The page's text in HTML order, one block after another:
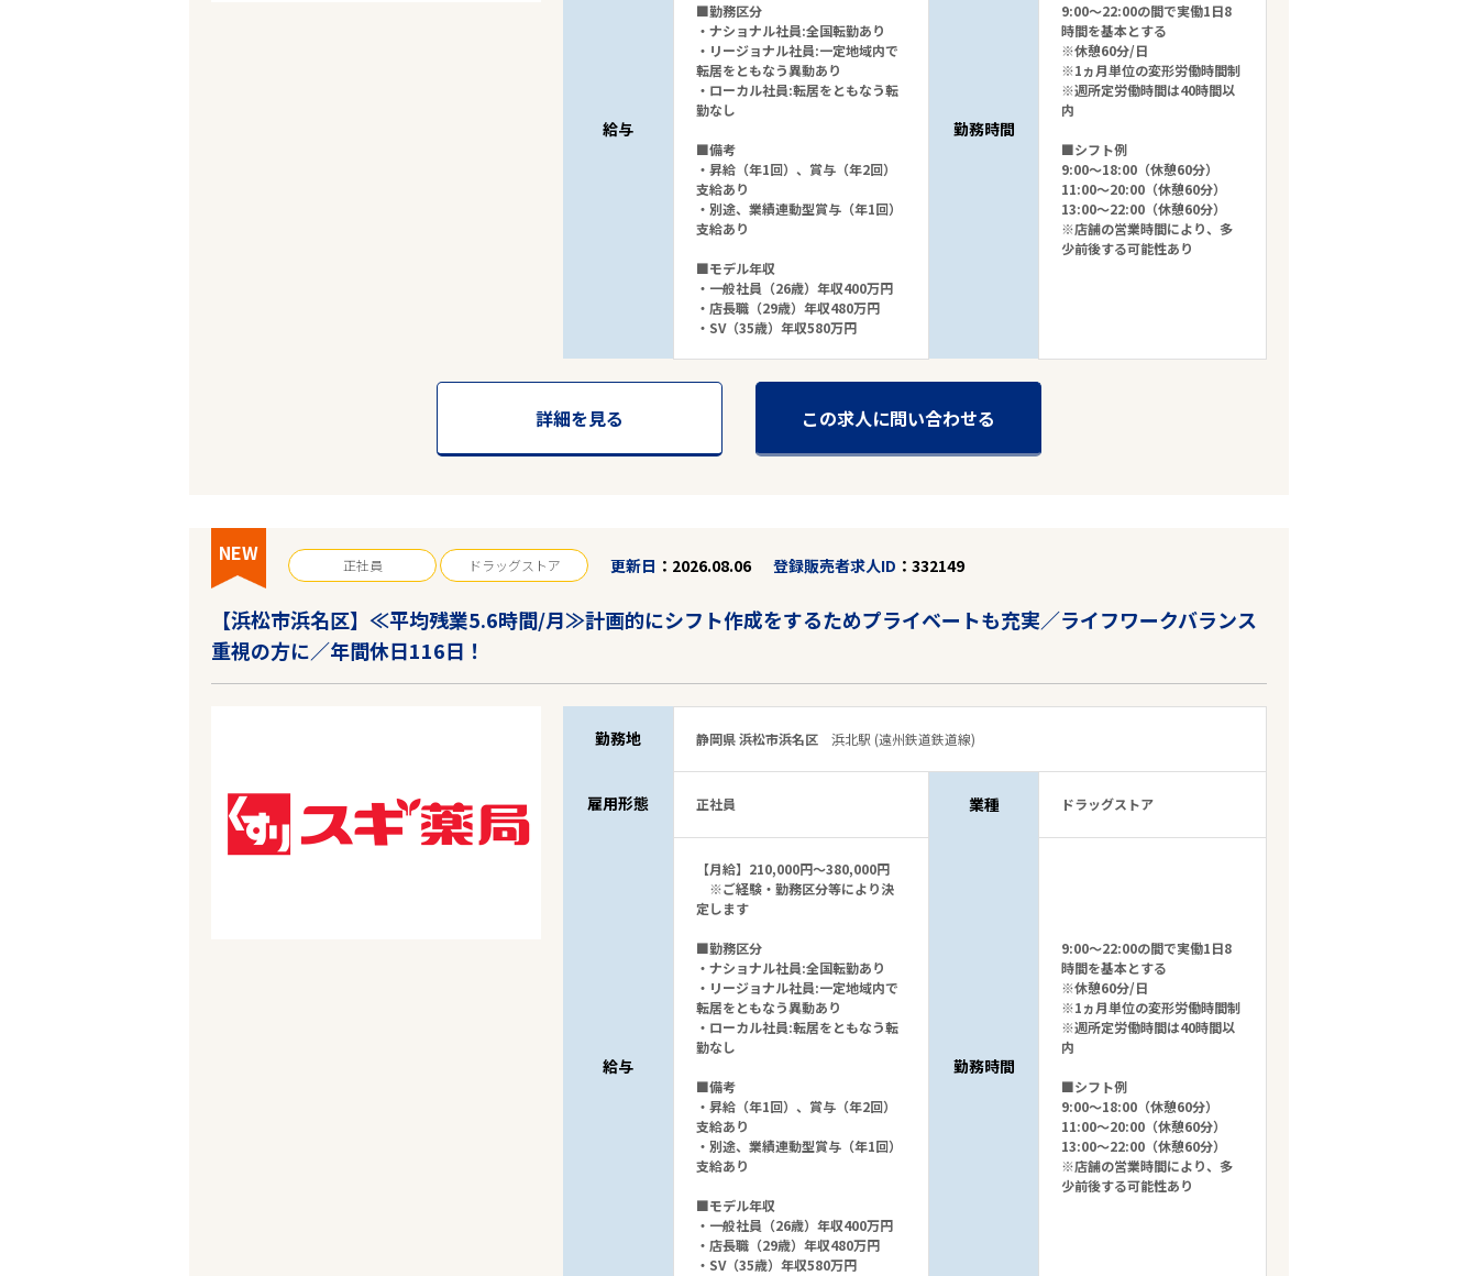
給与
■勤務区分
・ナショナル社員:全国転勤あり
・リージョナル社員:一定地域内で
転居をともなう異動あり
・ローカル社員:転居をともなう転
勤なし
■備考
・昇給（年1回）、賞与（年2回）
支給あり
・別途、業績連動型賞与（年1回）
支給あり
■モデル年収
・一般社員（26歳）年収400万円
・店長職（29歳）年収480万円
・SV（35歳）年収580万円
勤務時間
9:00～22:00の間で実働1日8
時間を基本とする
※休憩60分/日
※1ヵ月単位の変形労働時間制
※週所定労働時間は40時間以
内
■シフト例
9:00～18:00（休憩60分）
11:00～20:00（休憩60分）
13:00～22:00（休憩60分）
※店舗の営業時間により、多
少前後する可能性あり
詳細を見る この求人に問い合わせる
NEW 正社員 ドラッグストア 更新日 2026.08.06 登録販売者求人ID 332149
【浜松市浜名区】≪平均残業5.6時間/月≫計画的にシフト作成をするためプライベートも充実／ライフワークバランス
重視の方に／年間休日116日！
勤務地 静岡県 浜松市浜名区 浜北駅 (遠州鉄道鉄道線)
雇用形態 正社員 業種 ドラッグストア
給与
【月給】210,000円～380,000円
※ご経験・勤務区分等により決
定します
■勤務区分
・ナショナル社員:全国転勤あり
・リージョナル社員:一定地域内で
転居をともなう異動あり
・ローカル社員:転居をともなう転
勤なし
■備考
・昇給（年1回）、賞与（年2回）
支給あり
・別途、業績連動型賞与（年1回）
支給あり
■モデル年収
・一般社員（26歳）年収400万円
・店長職（29歳）年収480万円
・SV（35歳）年収580万円
勤務時間
9:00～22:00の間で実働1日8
時間を基本とする
※休憩60分/日
※1ヵ月単位の変形労働時間制
※週所定労働時間は40時間以
内
■シフト例
9:00～18:00（休憩60分）
11:00～20:00（休憩60分）
13:00～22:00（休憩60分）
※店舗の営業時間により、多
少前後する可能性あり